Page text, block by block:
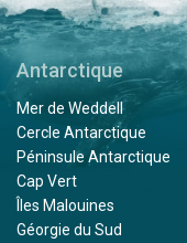
Antarctique
Mer de Weddell
Cercle Antarctique
Péninsule Antarctique
Cap Vert
Îles Malouines
Géorgie du Sud